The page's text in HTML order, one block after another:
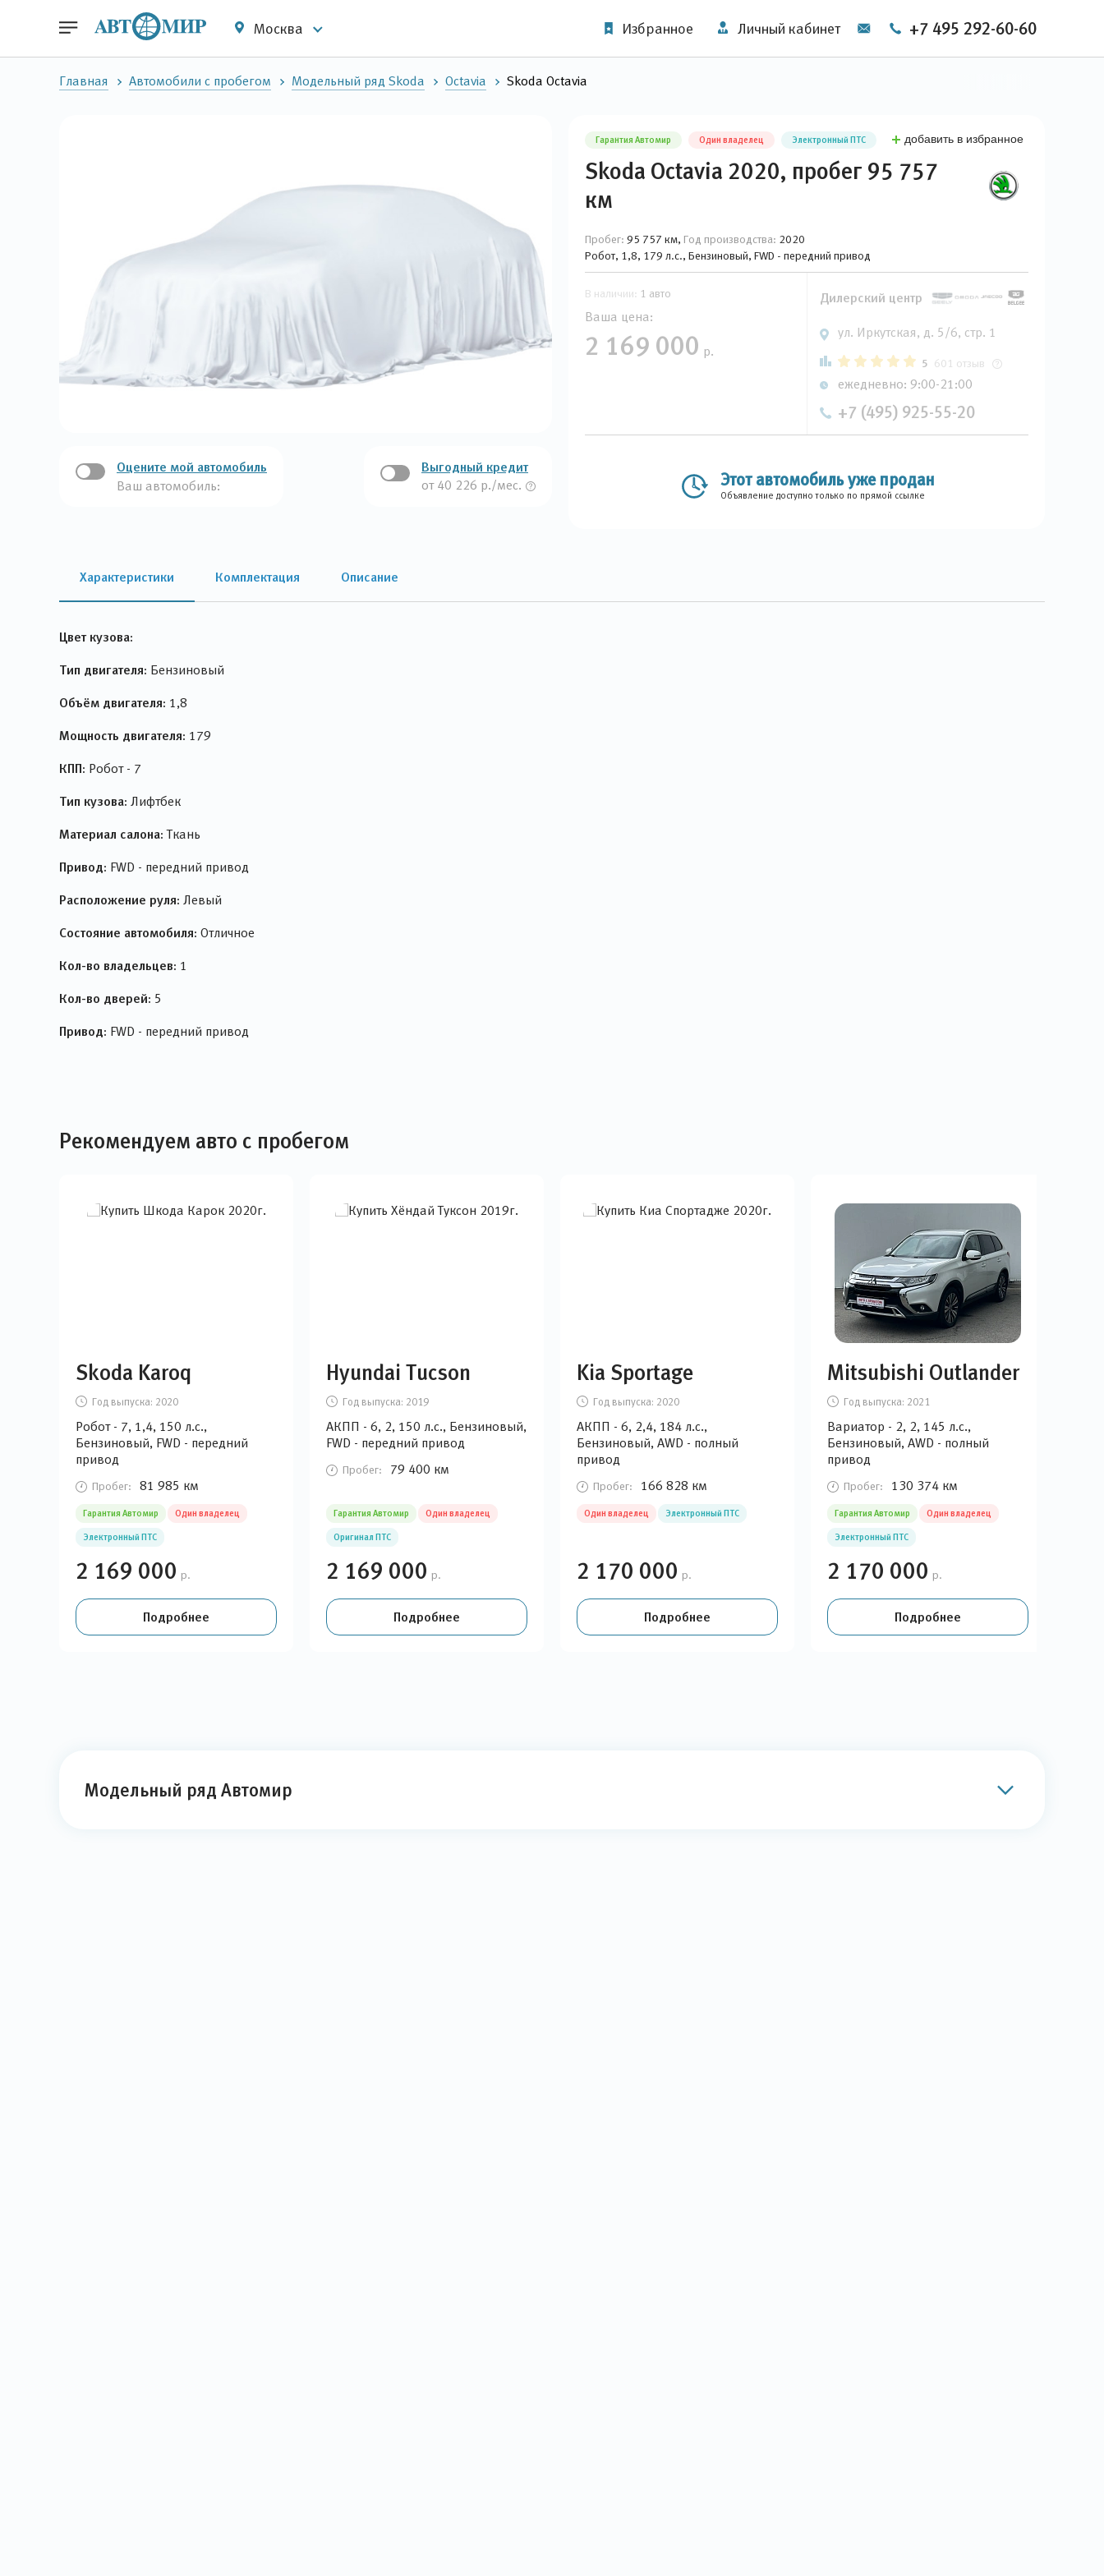
Москва Избранное Личный кабинет +7 495 292-60-60
Главная Автомобили с пробегом Модельный ряд Skoda Octavia Skoda Octavia
Оцените мой автомобиль
Ваш автомобиль:
Выгодный кредит
от 40 226 р./мес.
Гарантия Автомир Один владелец Электронный ПТС добавить в избранное
Skoda Octavia 2020, пробег 95 757
км
Пробег: 95 757 км, Год производства: 2020
Робот, 1,8, 179 л.с., Бензиновый, FWD - передний привод
В наличии: 1 авто
Ваша цена:
2 169 000 р.
Дилерский центр
ул. Иркутская, д. 5/6, стр. 1
5 601 отзыв
ежедневно: 9:00-21:00
+7 (495) 925-55-20
Этот автомобиль уже продан
Объявление доступно только по прямой ссылке
Характеристики Комплектация Описание
Цвет кузова:
Тип двигателя: Бензиновый
Объём двигателя: 1,8
Мощность двигателя: 179
КПП: Робот - 7
Тип кузова: Лифтбек
Материал салона: Ткань
Привод: FWD - передний привод
Расположение руля: Левый
Состояние автомобиля: Отличное
Кол-во владельцев: 1
Кол-во дверей: 5
Привод: FWD - передний привод
Рекомендуем авто с пробегом
Skoda Karoq
Год выпуска: 2020
Робот - 7, 1,4, 150 л.с.,
Бензиновый, FWD - передний
привод
Пробег: 81 985 км
Гарантия Автомир Один владелец
Электронный ПТС
2 169 000 р.
Подробнее
Hyundai Tucson
Год выпуска: 2019
АКПП - 6, 2, 150 л.с., Бензиновый,
FWD - передний привод
Пробег: 79 400 км
Гарантия Автомир Один владелец
Оригинал ПТС
2 169 000 р.
Подробнее
Kia Sportage
Год выпуска: 2020
АКПП - 6, 2,4, 184 л.с.,
Бензиновый, AWD - полный
привод
Пробег: 166 828 км
Один владелец Электронный ПТС
2 170 000 р.
Подробнее
Mitsubishi Outlander
Год выпуска: 2021
Вариатор - 2, 2, 145 л.с.,
Бензиновый, AWD - полный
привод
Пробег: 130 374 км
Гарантия Автомир Один владелец
Электронный ПТС
2 170 000 р.
Подробнее
Модельный ряд Автомир